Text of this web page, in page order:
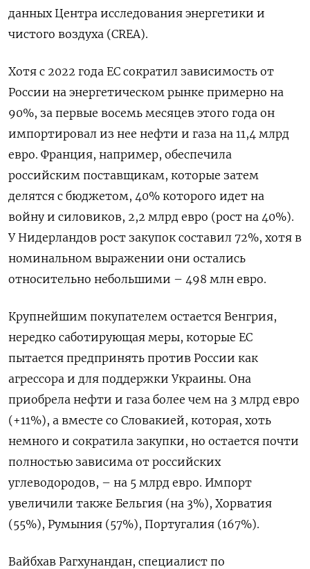
данных Центра исследования энергетики и
чистого воздуха (CREA).
Хотя с 2022 года ЕС сократил зависимость от
России на энергетическом рынке примерно на
90%, за первые восемь месяцев этого года он
импортировал из нее нефти и газа на 11,4 млрд
евро. Франция, например, обеспечила
российским поставщикам, которые затем
делятся с бюджетом, 40% которого идет на
войну и силовиков, 2,2 млрд евро (рост на 40%).
У Нидерландов рост закупок составил 72%, хотя в
номинальном выражении они остались
относительно небольшими – 498 млн евро.
Крупнейшим покупателем остается Венгрия,
нередко саботирующая меры, которые ЕС
пытается предпринять против России как
агрессора и для поддержки Украины. Она
приобрела нефти и газа более чем на 3 млрд евро
(+11%), а вместе со Словакией, которая, хоть
немного и сократила закупки, но остается почти
полностью зависима от российских
углеводородов, – на 5 млрд евро. Импорт
увеличили также Бельгия (на 3%), Хорватия
(55%), Румыния (57%), Португалия (167%).
Вайбхав Рагхунандан, специалист по